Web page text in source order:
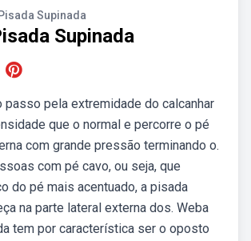
Supinada
Supinada
passo pela extremidade do calcanhar
que o normal e percorre o pé
com grande pressão terminando o.
com pé cavo, ou seja, que
do pé mais acentuado, a pisada
na parte lateral externa dos. Weba
tem por característica ser o oposto